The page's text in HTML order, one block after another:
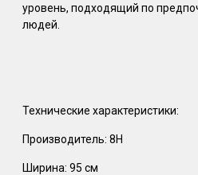
уровень, подходящий по
людей.
Технические характеристики:
Производитель: 8H
Ширина: 95 см